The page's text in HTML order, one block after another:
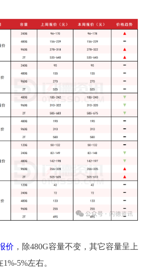
价 ，除480G容量不变，其它容量呈上
5%左右。